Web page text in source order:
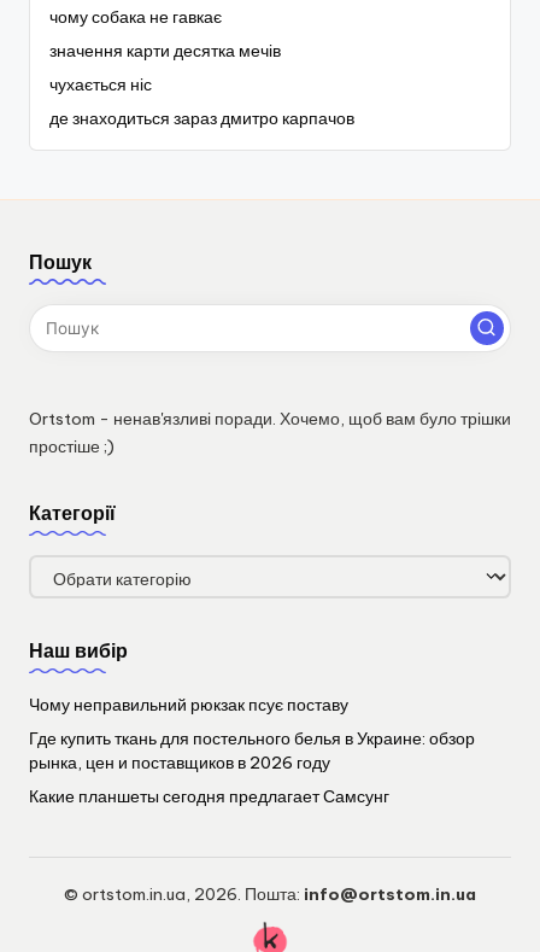
чому собака не гавкає
значення карти десятка мечів
чухається ніс
де знаходиться зараз дмитро карпачов
Пошук
Ortstom - ненав'язливі поради. Хочемо, щоб вам було трішки
простіше ;)
Категорії
Категорії
Наш вибір
Чому неправильний рюкзак псує поставу
Где купить ткань для постельного белья в Украине: обзор
рынка, цен и поставщиков в 2026 году
Какие планшеты сегодня предлагает Самсунг
© ortstom.in.ua, 2026. Пошта: info@ortstom.in.ua